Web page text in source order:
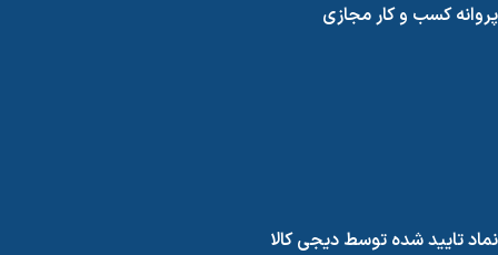
پروانه کسب و کار مجازی
نماد تایید شده توسط دیجی کالا